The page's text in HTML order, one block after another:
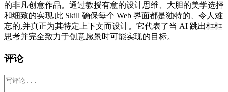
的非凡创意作品。通过教授有意的设计思维、大胆的美学选择
和细致的实现,此 Skill 确保每个 Web 界面都是独特的、令人难
忘的,并真正为其特定上下文而设计。它代表了当 AI 跳出框框
思考并完全致力于创意愿景时可能实现的目标。
评论